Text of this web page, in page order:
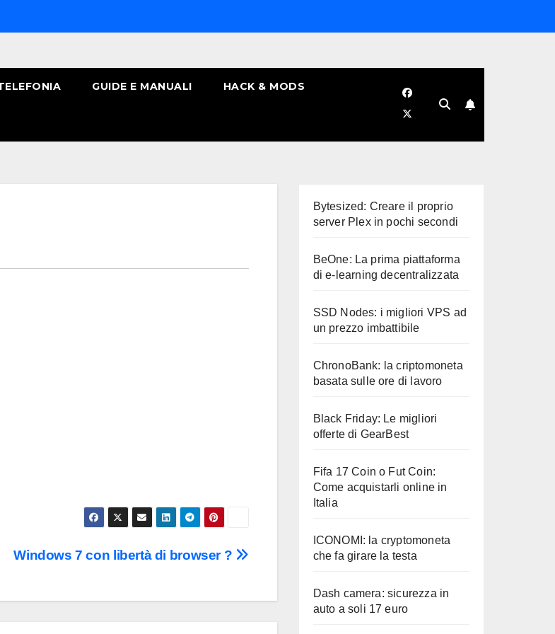
GUIDE E MANUALI HACK & MODS
Windows 7 con libertà di browser ?
Bytesized: Creare il proprio
server Plex in pochi secondi
BeOne: La prima piattaforma
di e-learning decentralizzata
SSD Nodes: i migliori VPS ad
un prezzo imbattibile
ChronoBank: la criptomoneta
basata sulle ore di lavoro
Black Friday: Le migliori
offerte di GearBest
Fifa 17 Coin o Fut Coin:
Come acquistarli online in
Italia
ICONOMI: la cryptomoneta
che fa girare la testa
Dash camera: sicurezza in
auto a soli 17 euro